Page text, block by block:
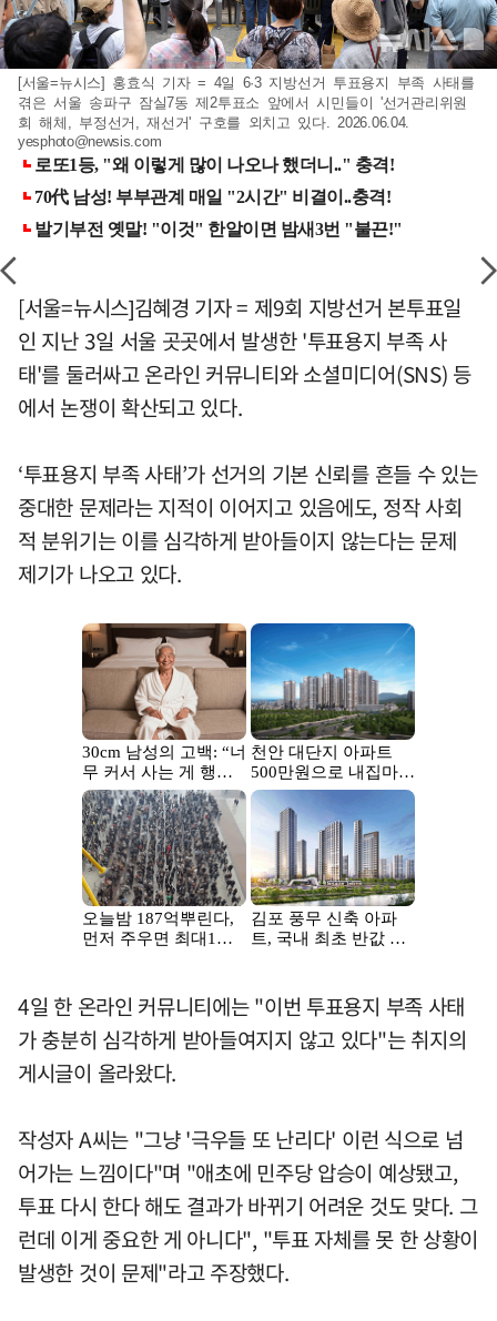
[서울=뉴시스] 홍효식 기자 = 4일 6·3 지방선거 투표용지 부족 사태를
겪은 서울 송파구 잠실7동 제2투표소 앞에서 시민들이 '선거관리위원
회 해체, 부정선거, 재선거' 구호를 외치고 있다. 2026.06.04.
yesphoto@newsis.com
[서울=뉴시스]김혜경 기자 = 제9회 지방선거 본투표일
인 지난 3일 서울 곳곳에서 발생한 '투표용지 부족 사
태'를 둘러싸고 온라인 커뮤니티와 소셜미디어(SNS) 등
에서 논쟁이 확산되고 있다.
‘투표용지 부족 사태’가 선거의 기본 신뢰를 흔들 수 있는
중대한 문제라는 지적이 이어지고 있음에도, 정작 사회
적 분위기는 이를 심각하게 받아들이지 않는다는 문제
제기가 나오고 있다.
4일 한 온라인 커뮤니티에는 "이번 투표용지 부족 사태
가 충분히 심각하게 받아들여지지 않고 있다"는 취지의
게시글이 올라왔다.
작성자 A씨는 "그냥 '극우들 또 난리다' 이런 식으로 넘
어가는 느낌이다"며 "애초에 민주당 압승이 예상됐고,
투표 다시 한다 해도 결과가 바뀌기 어려운 것도 맞다. 그
런데 이게 중요한 게 아니다", "투표 자체를 못 한 상황이
발생한 것이 문제"라고 주장했다.